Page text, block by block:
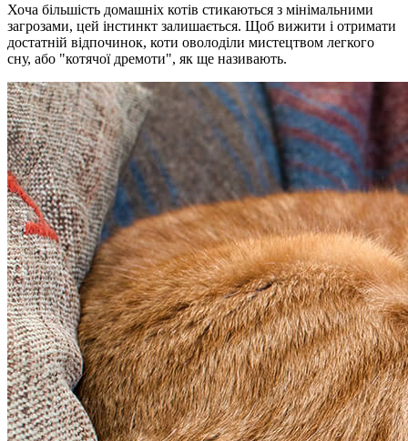
Хоча більшість домашніх котів стикаються з мінімальними
загрозами, цей інстинкт залишається. Щоб вижити і отримати
достатній відпочинок, коти оволоділи мистецтвом легкого
сну, або "котячої дремоти", як ще називають.